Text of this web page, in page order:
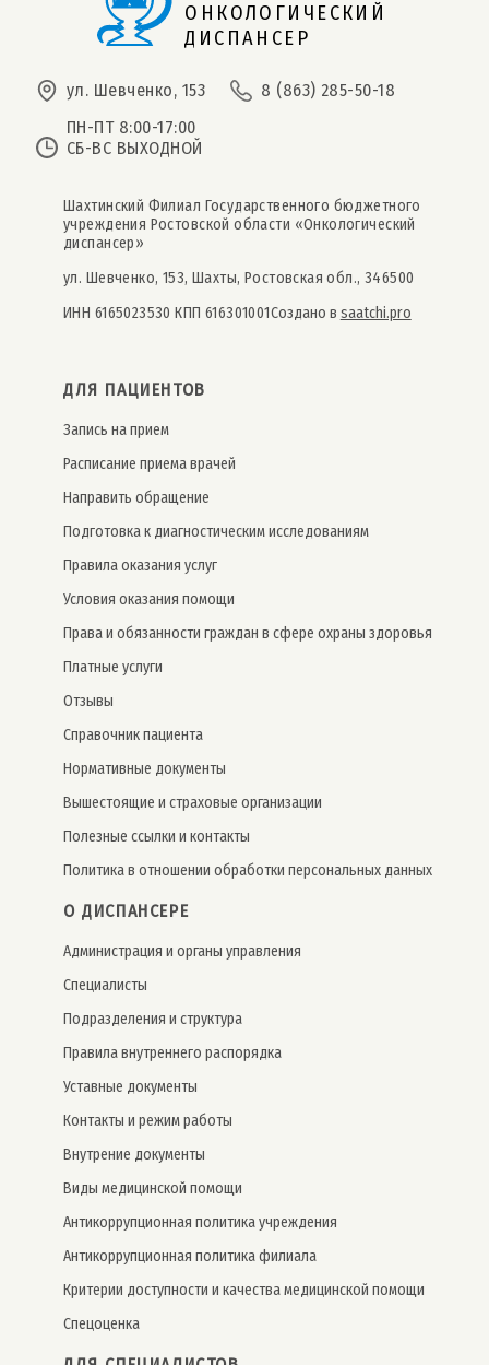
ОНКОЛОГИЧЕСКИЙ
ДИСПАНСЕР
ул. Шевченко, 153
8 (863) 285-50-18
ПН-ПТ 8:00-17:00
СБ-ВС ВЫХОДНОЙ
Шахтинский Филиал Государственного бюджетного
учреждения Ростовской области «Онкологический
диспансер»
ул. Шевченко, 153, Шахты, Ростовская обл., 346500
ИНН 6165023530 КПП 616301001Создано в saatchi.pro
ДЛЯ ПАЦИЕНТОВ
Запись на прием
Расписание приема врачей
Направить обращение
Подготовка к диагностическим исследованиям
Правила оказания услуг
Условия оказания помощи
Права и обязанности граждан в сфере охраны здоровья
Платные услуги
Отзывы
Справочник пациента
Нормативные документы
Вышестоящие и страховые организации
Полезные ссылки и контакты
Политика в отношении обработки персональных данных
О ДИСПАНСЕРЕ
Администрация и органы управления
Специалисты
Подразделения и структура
Правила внутреннего распорядка
Уставные документы
Контакты и режим работы
Внутрение документы
Виды медицинской помощи
Антикоррупционная политика учреждения
Антикоррупционная политика филиала
Критерии доступности и качества медицинской помощи
Спецоценка